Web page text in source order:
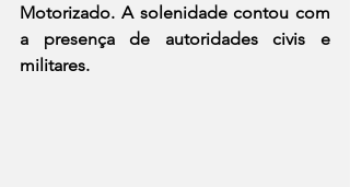
Motorizado. A solenidade contou com
a presença de autoridades civis e
militares.